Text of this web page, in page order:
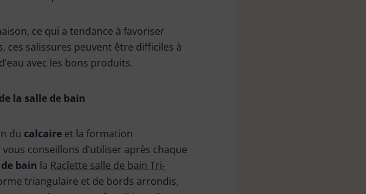
ce qui a tendance à favoriser
ces salissures peuvent être difficiles à
avec les bons produits.
la salle de bain
du calcaire et la formation
vous conseillons d’utiliser après chaque
bain la Raclette salle de bain Tri-
triangulaire et de bords arrondis,